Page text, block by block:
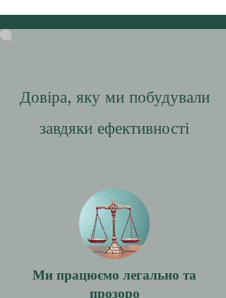
Довіра, яку ми побудували
завдяки ефективності
Ми працюємо легально та
прозоро